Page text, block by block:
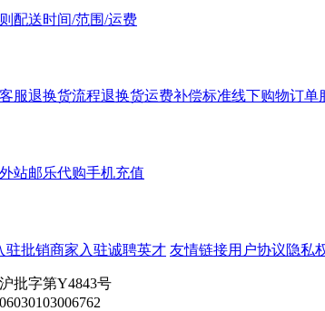
配送时间/范围/运费
服退换货流程退换货运费补偿标准线下购物订单
站邮乐代购手机充值
驻批销商家入驻诚聘英才 友情链接用户协议隐私
批字第Y4843号